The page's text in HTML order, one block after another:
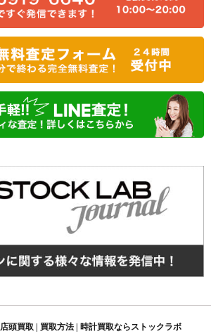
店頭買取 | 買取方法 | 時計買取ならストックラボ